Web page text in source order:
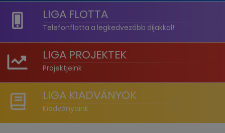
LIGA FLOTTA
Telefonflotta a legkedvezőbb díjakkal!
LIGA PROJEKTEK
Projektjeink
LIGA KIADVÁNYOK
Kiadványaink